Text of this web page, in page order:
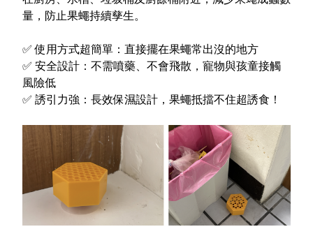
量，防止果蠅持續孳生。
✅ 使用方式超簡單 ：直接擺在果蠅常出沒的地方
✅ 安全設計 ：不需噴藥、不會飛散，寵物與孩童接觸
風險低
✅ 誘引力強 ：長效保濕設計，果蠅抵擋不住超誘食！